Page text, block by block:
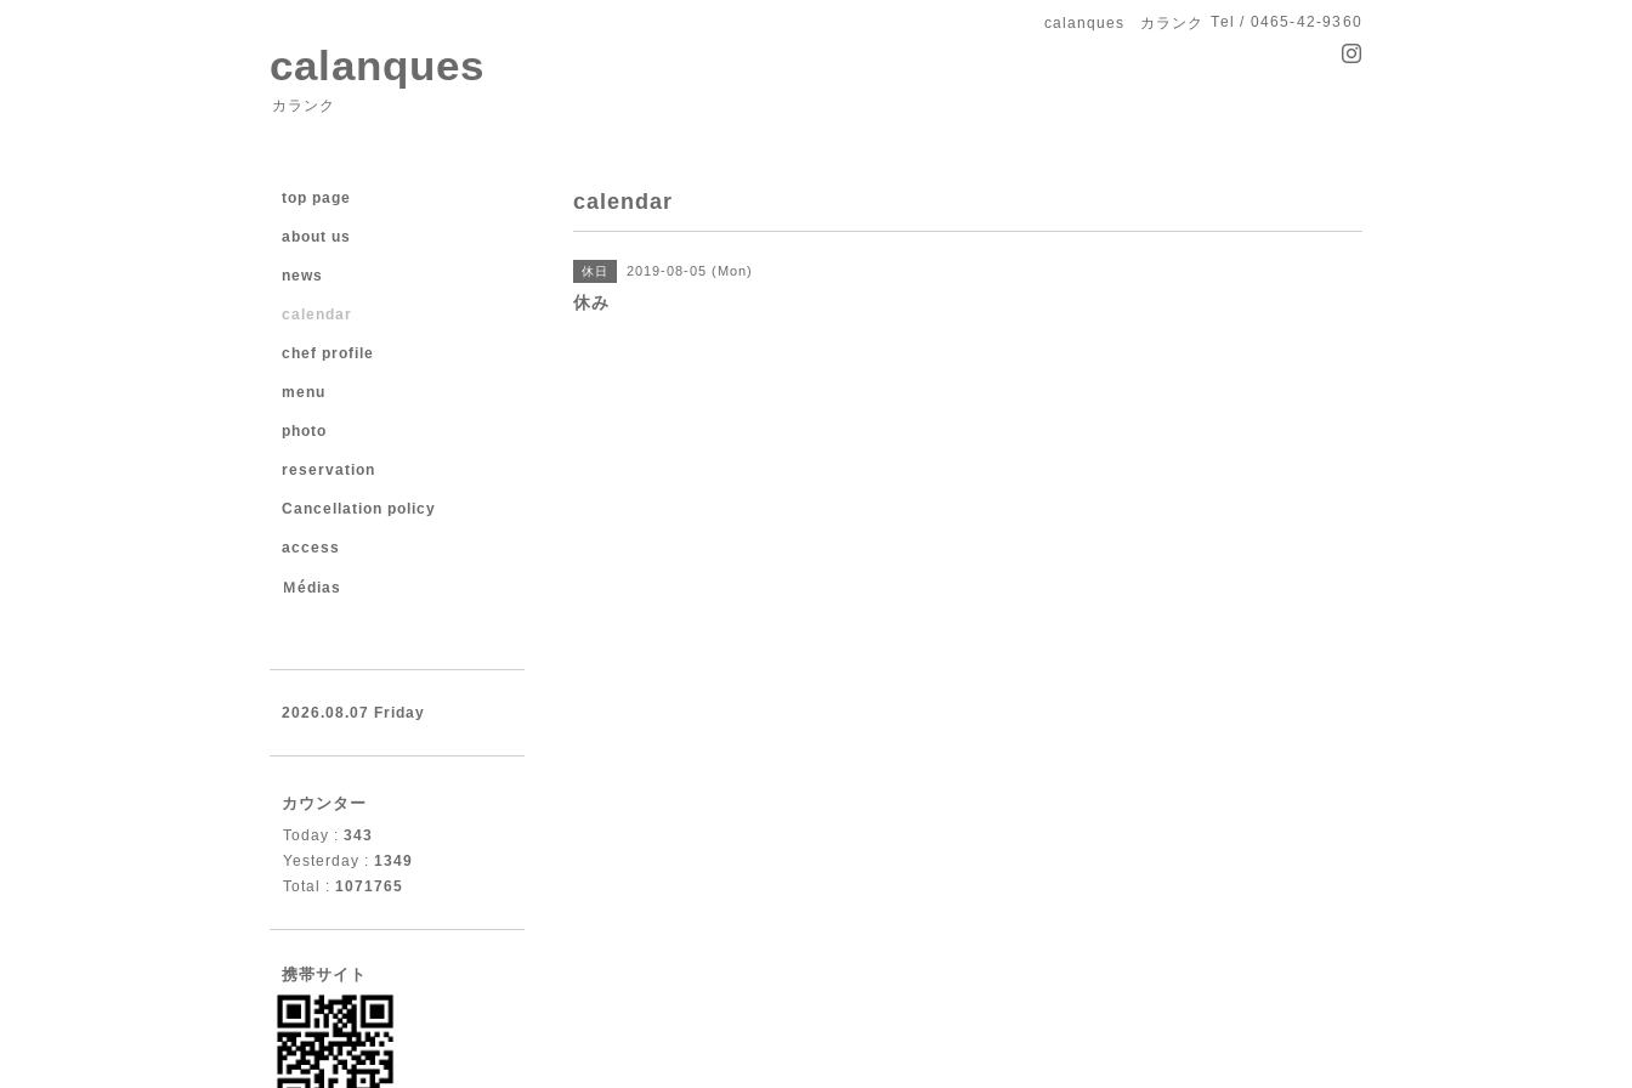
calanques カランク Tel / 0465-42-9360
calanques
カランク
calendar
休日 2019-08-05 (Mon)
休み
top page
about us
news
calendar
chef profile
menu
photo
reservation
Cancellation policy
access
Ｍédias
2026.08.07 Friday
カウンター
Today : 343
Yesterday : 1349
Total : 1071765
携帯サイト